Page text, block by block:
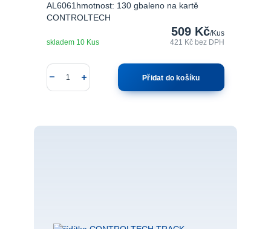
AL6061hmotnost: 130 gbaleno na kartě
CONTROLTECH
509 Kč/Kus
421 Kčbez DPH
skladem 10 Kus
Přidat do košíku